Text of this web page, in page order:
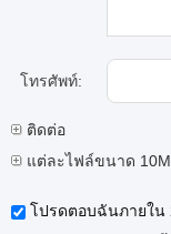
โทรศัพท์:
ติดต่อ
แต่ละไฟล์ขนาด
โปรดตอบฉันภายใน